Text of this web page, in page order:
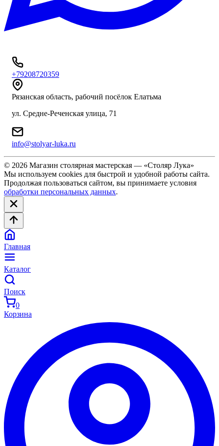
+79208720359
Рязанская область, рабочий посёлок Елатьма
ул. Средне-Реченская улица, 71
info@stolyar-luka.ru
© 2026 Магазин столярная мастерская — «Столяр Лука»
Мы используем cookies для быстрой и удобной работы сайта.
Продолжая пользоваться сайтом, вы принимаете условия
обработки персональных данных.
Главная
Каталог
Поиск
0
Корзина